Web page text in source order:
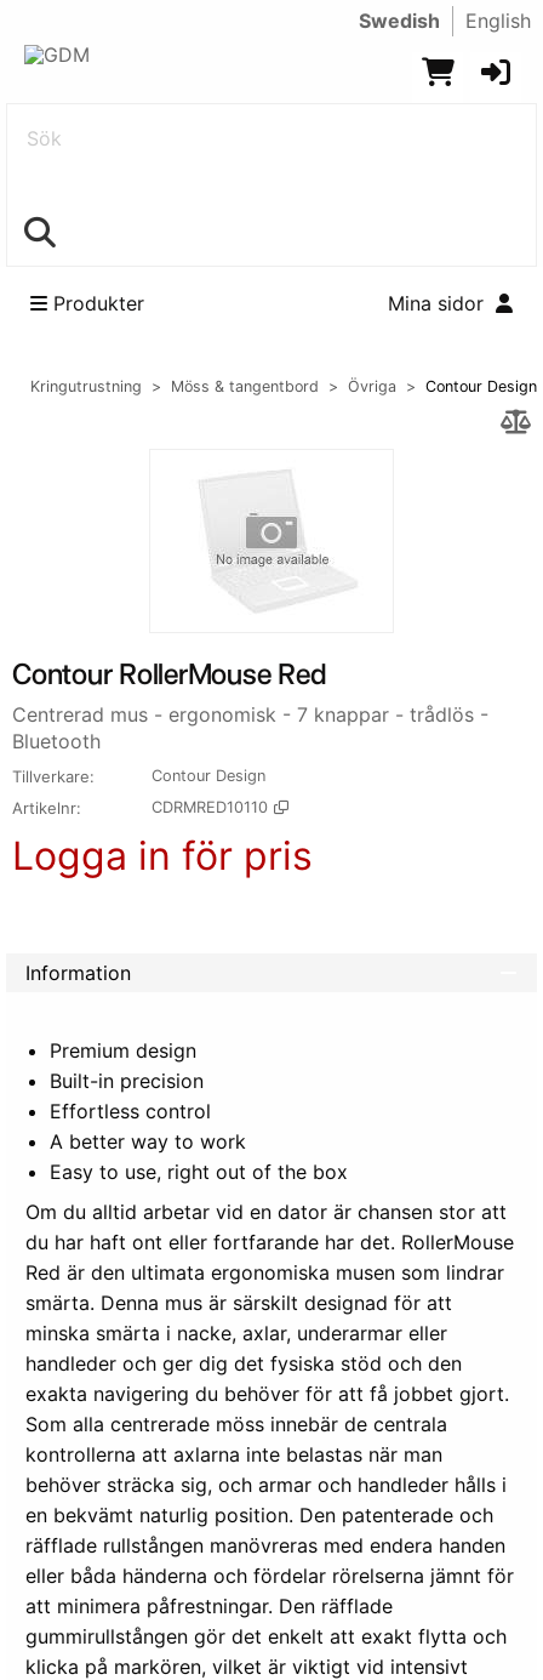
Swedish English
Produkter Mina sidor
Kringutrustning Möss & tangentbord Övriga Contour Design
Contour RollerMouse Red
Centrerad mus - ergonomisk - 7 knappar - trådlös -
Bluetooth
Tillverkare Contour Design
Artikelnr CDRMRED10110
Logga in för pris
Information
Premium design
Built-in precision
Effortless control
A better way to work
Easy to use, right out of the box
Om du alltid arbetar vid en dator är chansen stor att
du har haft ont eller fortfarande har det. RollerMouse
Red är den ultimata ergonomiska musen som lindrar
smärta. Denna mus är särskilt designad för att
minska smärta i nacke, axlar, underarmar eller
handleder och ger dig det fysiska stöd och den
exakta navigering du behöver för att få jobbet gjort.
Som alla centrerade möss innebär de centrala
kontrollerna att axlarna inte belastas när man
behöver sträcka sig, och armar och handleder hålls i
en bekvämt naturlig position. Den patenterade och
räfflade rullstången manövreras med endera handen
eller båda händerna och fördelar rörelserna jämnt för
att minimera påfrestningar. Den räfflade
gummirullstången gör det enkelt att exakt flytta och
klicka på markören, vilket är viktigt vid intensivt